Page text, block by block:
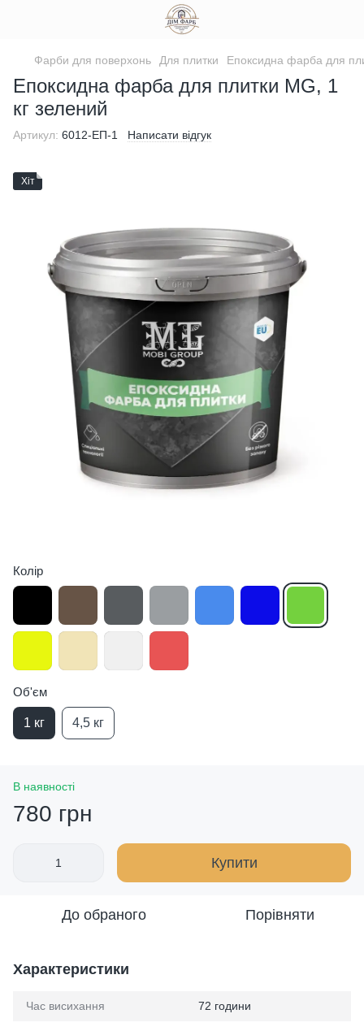
Фарби для поверхонь Для плитки Епоксидна фарба для
Епоксидна фарба для плитки MG, 1
кг зелений
Артикул: 6012-ЕП-1 Написати відгук
Хіт
Колір
Об'єм
1 кг 4,5 кг
В наявності
780 грн
Купити
До обраного Порівняти
Характеристики
Час висихання 72 години